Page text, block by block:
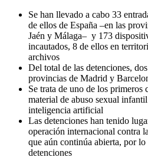
Se han llevado a cabo 33
de ellos de España –en las
Jaén y Málaga– y 173
incautados, 8 de ellos en
archivos
Del total de las detenciones,
provincias de Madrid y
Se trata de uno de los primeros
material de abuso sexual
inteligencia artificial
Las detenciones han tenido
operación internacional contra
que aún continúa abierta, por lo
detenciones